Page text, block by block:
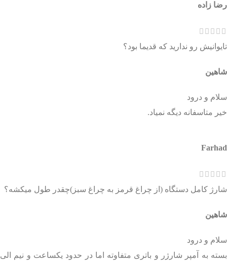
رضا زاده
تایوانیش رو ندارید که قدیما بود؟
شاهین
سلام و درود
خیر متاسفانه دیگه نمیاد.
Farhad
شارژ کامل دستگاه (از چراغ قرمز به چراغ سبز)چقدر طول میکشه؟
شاهین
سلام و درود
بسته به آمپر شارژر و باتری متفاوته اما در حدود یکساعت و نیم الی